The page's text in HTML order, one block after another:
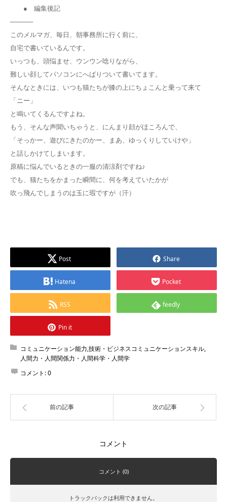
● 編集後記
─────
このメルマガ、毎日、朝事務所に行く前に、
自宅で書いているんです。
いっつも、頭悩ませ、ウンウン唸りながら、
難しい顔してパソコンにへばりついて書いてます。
そんなときには、いつも猫たちが膝の上にちょこんと乗って来て
「ニー」
と鳴いてくるんですよね。
もう、そんな声聞いちゃうと、にんまり顔がほころんで、
「そっかー、遊びにきたのかー、まあ、ゆっくりしていけや」
と話しかけてしまいます。
原稿に悩んでいるときの一服の清涼剤ですね♪
でも、猫たちをかまった瞬間に、何を考えていたかが
吹っ飛んでしまうのは玉に瑕ですが（汗）
Post Share
Hatena Pocket
RSS feedly
Pin it
コミュニケーション能力,技術・ビジネスコミュニケーションスキル,
人間力・人間関係力・人間科学・人間学
コメント:0
前の記事 次の記事
コメント
コメント (0)
トラックバックは利用できません。